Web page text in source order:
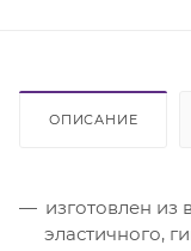
ОПИСАНИЕ
изготовлен из
эластичного,